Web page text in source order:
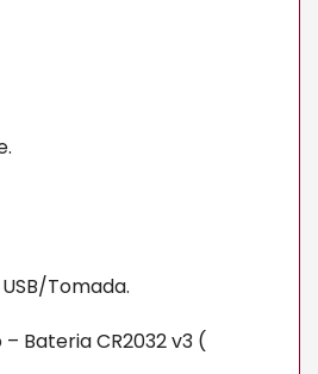
Tomada.
Bateria CR2032 v3 (